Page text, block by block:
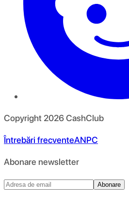
Copyright 2026CashClub
Întrebări frecventeANPC
Abonare newsletter
Abonare